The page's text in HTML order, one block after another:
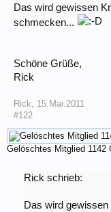
Das wird gewissen
schmecken...
Schöne Grüße,
Rick
Rick
15.Mai.2011
#122
Gelöschtes Mitglied 1142
Rick schrieb:
Das wird